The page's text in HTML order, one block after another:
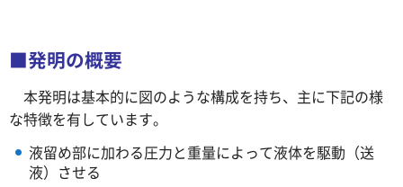
■発明の概要
本発明は基本的に図のような構成を持ち、主に下記の様
な特徴を有しています。
液留め部に加わる圧力と重量によって液体を駆動（送
液）させる